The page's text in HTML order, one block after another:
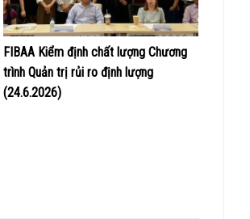
FIBAA Kiểm định chất lượng Chương
trình Quản trị rủi ro định lượng
(24.6.2026)